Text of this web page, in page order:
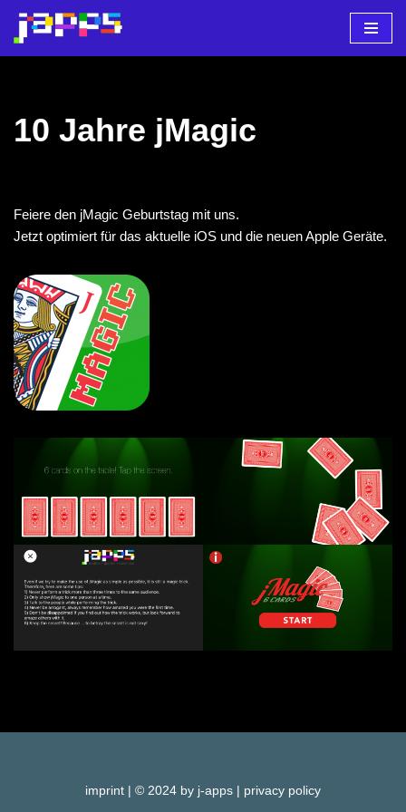
Zum
10 Jahre jMagic
Feiere den jMagic Geburtstag mit uns.
Jetzt optimiert für das aktuelle iOS und die neuen Apple Geräte.
imprint | © 2024 by j-apps | privacy policy